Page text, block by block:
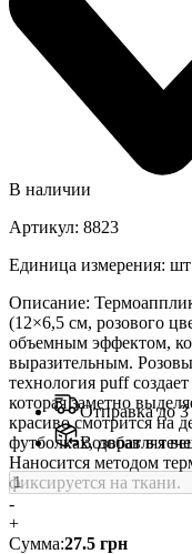
В наличии
Артикул: 8823
Единица измерения: шт
Описание:
(12×6,5 см, розового
объемным эффектом,
выразительным.
технология puff
которая заметно
красиво смотрится на
футболках, добавляя
Наносится методом
фиксируется на ткани.
Отправка до
Возврат в
-
+
Сумма:27.5 грн